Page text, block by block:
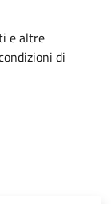
e altre
di